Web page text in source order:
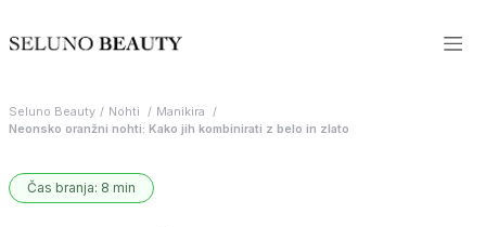
Seluno Beauty Nohti
Manikira
Neonsko oranžni nohti: Kako jih kombinirati z belo in zlato
Čas branja: 8 min